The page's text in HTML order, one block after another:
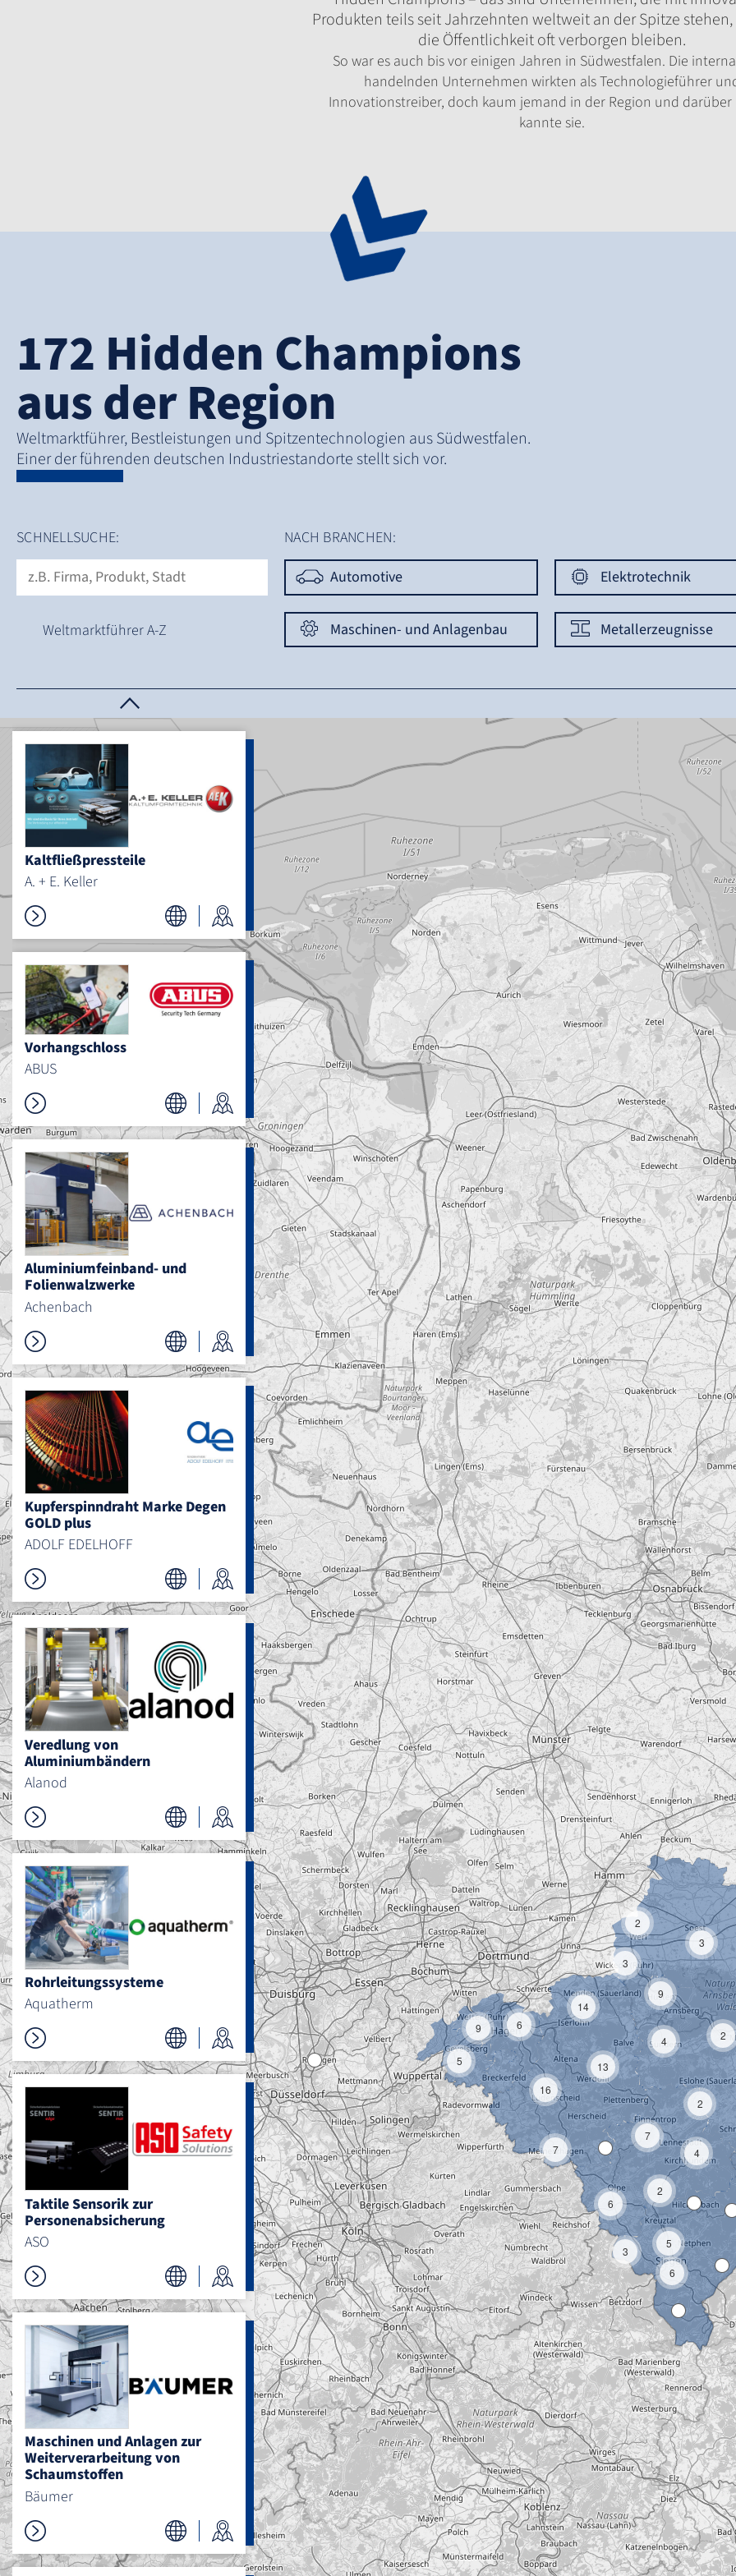
Produkten teils seit Jahrzehnten weltweit an der Spitze
die Öffentlichkeit oft verborgen bleiben.
So war es auch bis vor einigen Jahren in Südwestfalen. Die
handelnden Unternehmen wirkten als Technologieführer
Innovationstreiber, doch kaum jemand in der Region und darüber
kannte sie.
172 Hidden Champions
aus der Region
Weltmarktführer, Bestleistungen und Spitzentechnologien aus Südwestfalen.
Einer der führenden deutschen Industriestandorte stellt sich vor.
SCHNELLSUCHE:
Weltmarktführer A-Z
NACH BRANCHEN:
Automotive
Elektrotechnik
Maschinen- und Anlagenbau Metallerzeugnisse
Kaltfließpressteile
A. + E. Keller
Vorhangschloss
ABUS
Aluminiumfeinband- und
Folienwalzwerke
Achenbach
Kupferspinndraht Marke Degen
GOLD plus
ADOLF EDELHOFF
Veredlung von
Aluminiumbändern
Alanod
Rohrleitungssysteme
Aquatherm
Taktile Sensorik zur
Personenabsicherung
ASO
Maschinen und Anlagen zur
Weiterverarbeitung von
Schaumstoffen
Bäumer
2
3
2
2
13
3
14
2
4
7
16
7
4
9
3
6
6
5
6
5
9